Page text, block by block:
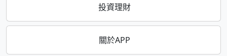
投資理財
關於APP